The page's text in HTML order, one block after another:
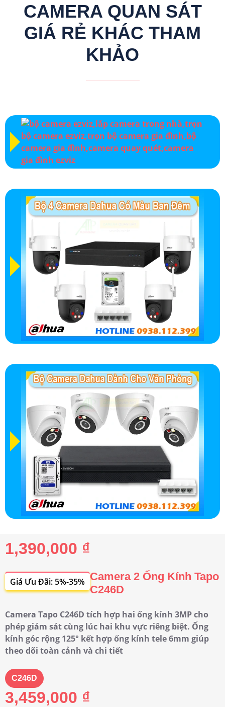
CAMERA QUAN SÁT
GIÁ RẺ KHÁC THAM
KHẢO
1,390,000 ₫
Giá Ưu Đãi: 5%-35% Camera 2 Ống Kính Tapo
C246D
Camera Tapo C246D tích hợp hai ống kính 3MP cho
phép giám sát cùng lúc hai khu vực riêng biệt. Ống
kính góc rộng 125° kết hợp ống kính tele 6mm giúp
theo dõi toàn cảnh và chi tiết
C246D
3,459,000 ₫